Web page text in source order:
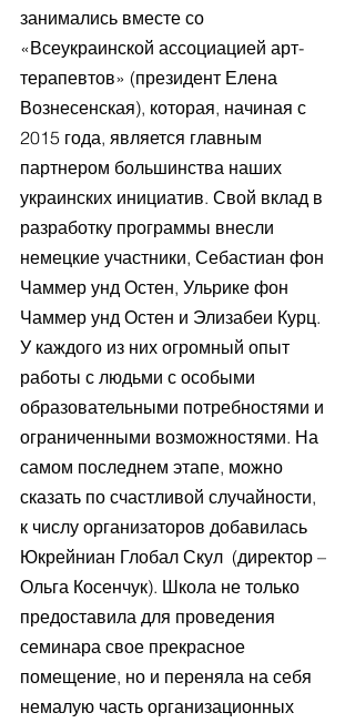
занимались вместе со
«Всеукраинской ассоциацией арт-
терапевтов» (президент Елена
Вознесенская), которая, начиная с
2015 года, является главным
партнером большинства наших
украинских инициатив. Свой вклад в
разработку программы внесли
немецкие участники, Себастиан фон
Чаммер унд Остен, Ульрике фон
Чаммер унд Остен и Элизабеи Курц.
У каждого из них огромный опыт
работы с людьми с особыми
образовательными потребностями и
ограниченными возможностями. На
самом последнем этапе, можно
сказать по счастливой случайности,
к числу организаторов добавилась
Юкрейниан Глобал Скул  (директор –
Ольга Косенчук). Школа не только
предоставила для проведения
семинара свое прекрасное
помещение, но и переняла на себя
немалую часть организационных